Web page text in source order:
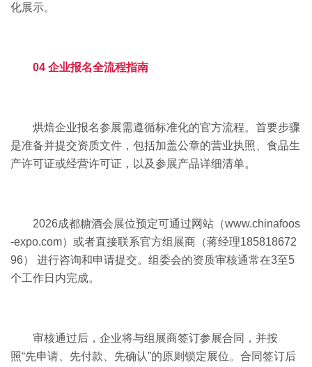
化展示。
04 企业报名全流程指南
烘焙企业报名参展需遵循标准化的官方流程。首要步骤
是准备并提交资质文件，包括加盖公章的营业执照、食品生
产许可证或经营许可证，以及参展产品详细清单。
2026成都糖酒会展位预定可通过网站（www.chinafoos
-expo.com）或者直接联系官方组展商（蒋经理185818672
96） 进行咨询和申请提交。组委会的资质审核通常在3至5
个工作日内完成。
审核通过后，企业将与组展商签订参展合同，并按
照“先申请、先付款、先确认”的原则锁定展位。合同签订后